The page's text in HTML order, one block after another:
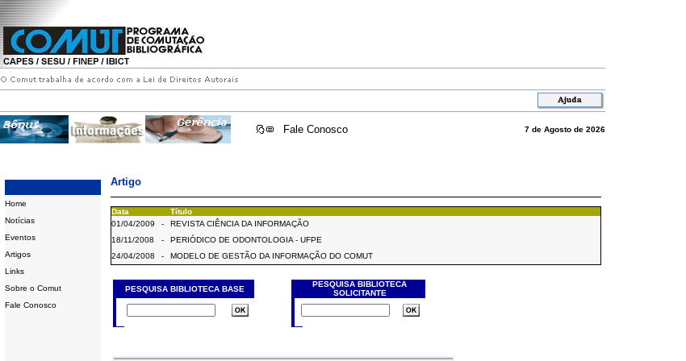
Fale Conosco 7 de Agosto de 2026
Home
Notícias
Eventos
Artigos
Links
Sobre o Comut
Fale Conosco
Artigo
Data
Título
01/04/2009
-
REVISTA CIÊNCIA DA INFORMAÇÃO
18/11/2008
-
PERIÓDICO DE ODONTOLOGIA - UFPE
24/04/2008
- MODELO DE GESTÃO DA INFORMAÇÃO DO COMUT
PESQUISA BIBLIOTECA BASE
PESQUISA BIBLIOTECA
SOLICITANTE